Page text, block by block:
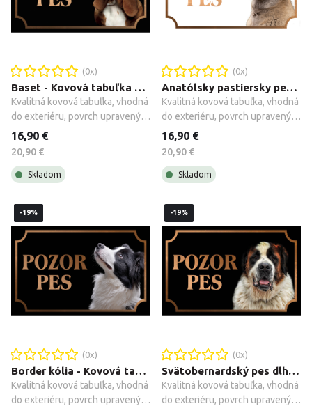
(0x)
Baset - Kovová tabuľka POZOR PES
Kvalitná kovová tabuľka, vhodná
do exteriéru, povrch upravený
galvanizáciou + montážne
16,90 €
20,90 €
Skladom
(0x)
Anatólsky pastiersky pes Karabaš "Kangal" - Kovová tabuľka POZOR PES
Kvalitná kovová tabuľka, vhodná
do exteriéru, povrch upravený
galvanizáciou + montážne
16,90 €
20,90 €
Skladom
-19%
(0x)
Border kólia - Kovová tabuľka POZOR PES
Kvalitná kovová tabuľka, vhodná
do exteriéru, povrch upravený
-19%
(0x)
Svätobernardský pes dlhosrstý - Kovová tabuľka POZOR PES
Kvalitná kovová tabuľka, vhodná
do exteriéru, povrch upravený